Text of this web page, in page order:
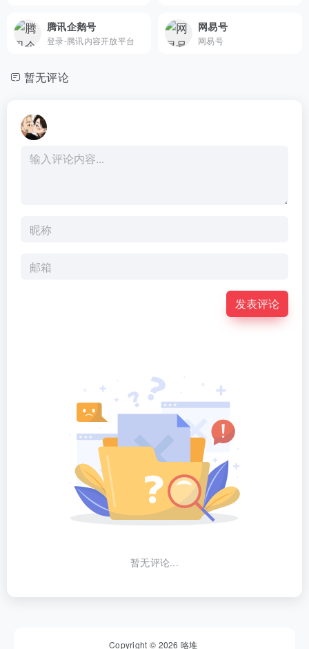
腾讯企鹅号
登录-腾讯内容开放平台
网易号
网易号
暂无评论
发表评论
暂无评论...
Copyright © 2026咯堆